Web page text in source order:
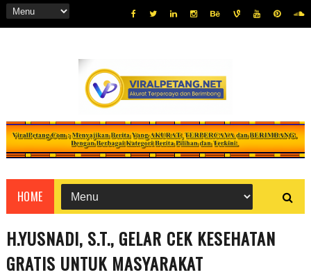
HOME
H.YUSNADI, S.T., GELAR CEK KESEHATAN
GRATIS UNTUK MASYARAKAT